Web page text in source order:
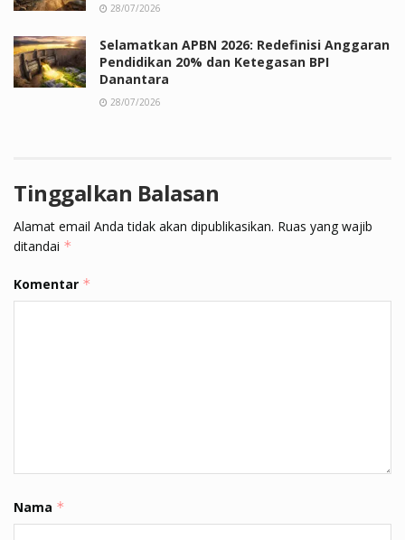
28/07/2026
Selamatkan APBN 2026: Redefinisi Anggaran
Pendidikan 20% dan Ketegasan BPI
Danantara
28/07/2026
Tinggalkan Balasan
Alamat email Anda tidak akan dipublikasikan. Ruas yang wajib
ditandai *
Komentar *
Nama *